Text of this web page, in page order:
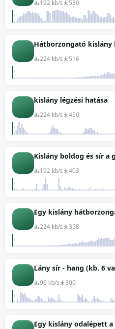
192 kb/s 530
Hátborzongató kislány
224 kb/s 516
kislány légzési hatása
224 kb/s 450
Kislány boldog és sír a
192 kb/s 403
Egy kislány
224 kb/s 358
Lány sír - hang (kb. 6
96 kb/s 300
Egy kislány odalépett